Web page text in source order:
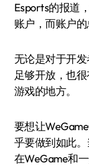
Esports的报道
账户，而账户的
无论是对于开
足够开放，也
游戏的地方。
要想让
乎要做到如此
在WeGame和